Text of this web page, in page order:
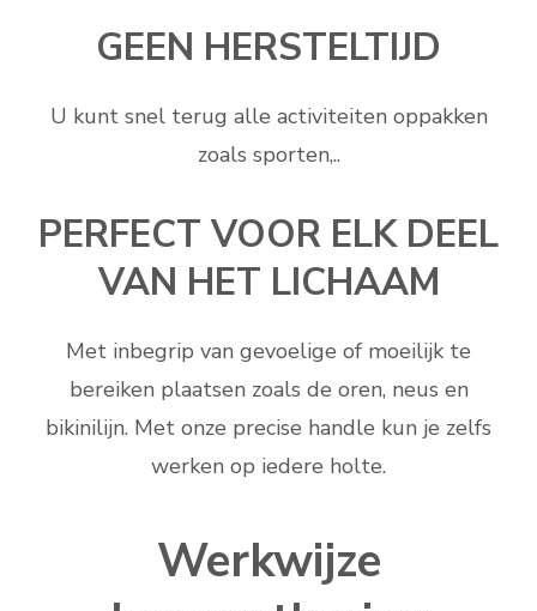
GEEN HERSTELTIJD
U kunt snel terug alle activiteiten oppakken
zoals sporten,..
PERFECT VOOR ELK DEEL
VAN HET LICHAAM
Met inbegrip van gevoelige of moeilijk te
bereiken plaatsen zoals de oren, neus en
bikinilijn. Met onze precise handle kun je zelfs
werken op iedere holte.
Werkwijze